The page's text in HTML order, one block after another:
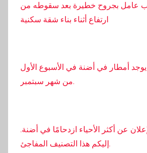
عامل بجروح خطيرة بعد سقوطه من
ارتفاع أثناء بناء شقة سكنية
يوجد أمطار في أضنة في الأسبوع الأول
من شهر سبتمبر.
عن أكثر الأحياء ازدحامًا في أضنة.
إليكم هذا التصنيف المفاجئ.